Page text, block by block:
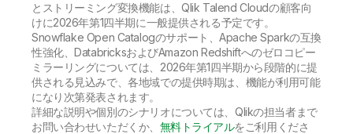
とストリーミング変換機能は、Qlik Talend Cloudの顧客向
けに2026年第1四半期に一般提供される予定です。
Snowflake Open Catalogのサポート、Apache Sparkの互換
性強化、DatabricksおよびAmazon Redshiftへのゼロコピー
ミラーリングについては、2026年第1四半期から段階的に提
供される見込みで、各地域での提供時期は、機能が利用可能
になり次第発表されます。
詳細な説明や個別のシナリオについては、Qlikの担当者まで
お問い合わせいただくか、 無料トライアルをご利用くださ